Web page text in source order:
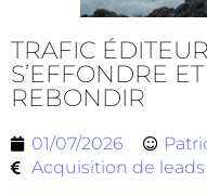
TRAFIC
S’EFFONDRE
REBONDIR
01/07/2026
Acquisition de leads